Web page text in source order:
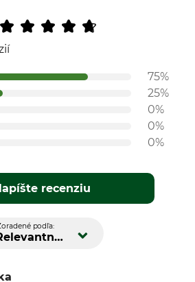
75%
25%
0%
0%
0%
recenziu
podľa:
Relevantnosť